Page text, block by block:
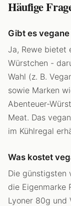
Häufige
Gibt es
Ja, Rewe bietet
Würstchen -
Wahl (z. B.
sowie Marken
Abenteuer-
Meat. Das
im Kühlregal
Was kostet
Die günstigsten
die Eigenmarke
Lyoner 80g und